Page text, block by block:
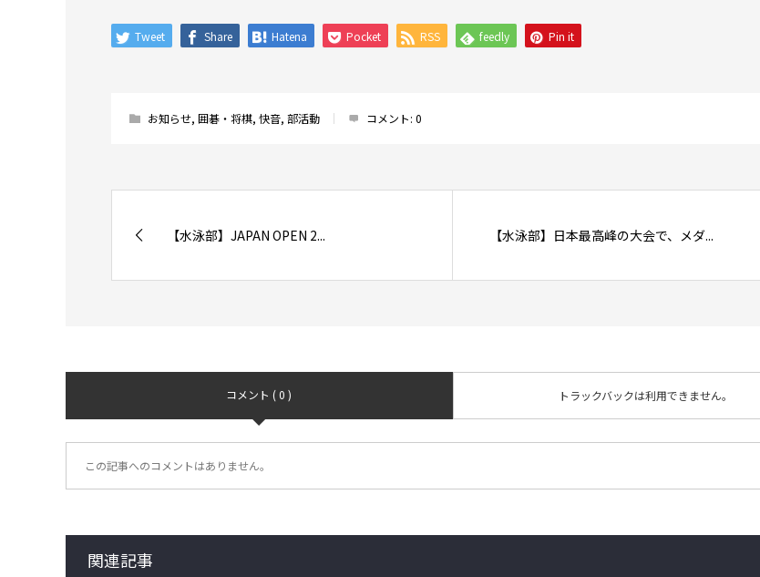
Tweet Share Hatena Pocket RSS feedly Pin it
お知らせ, 囲碁・将棋, 快音, 部活動 コメント: 0
【水泳部】JAPAN OPEN 2... 【水泳部】日本最高峰の大会で、メダ...
コメント ( 0 ) トラックバックは利用できません。
この記事へのコメントはありません。
関連記事